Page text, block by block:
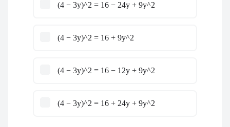
(4 − 3y)^2 = 16 − 24y + 9y^2
(4 − 3y)^2 = 16 + 9y^2
(4 − 3y)^2 = 16 − 12y + 9y^2
(4 − 3y)^2 = 16 + 24y + 9y^2